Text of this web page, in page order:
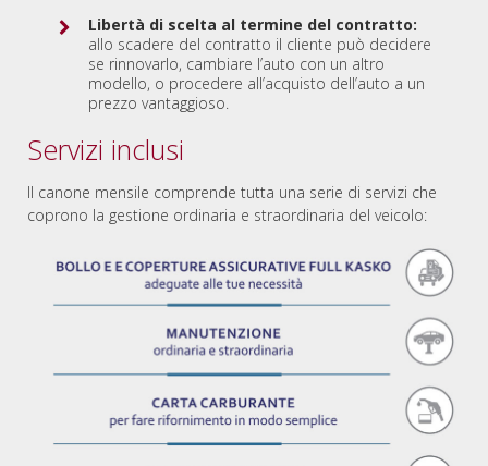
Libertà di scelta al termine del contratto:
allo scadere del contratto il cliente può decidere
se rinnovarlo, cambiare l’auto con un altro
modello, o procedere all’acquisto dell’auto a un
prezzo vantaggioso.
Servizi inclusi
Il canone mensile comprende tutta una serie di servizi che
coprono la gestione ordinaria e straordinaria del veicolo: